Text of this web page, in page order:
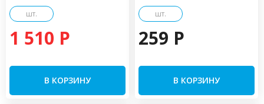
шт.
1 510 P
В КОРЗИНУ
шт.
259 P
В КОРЗИНУ